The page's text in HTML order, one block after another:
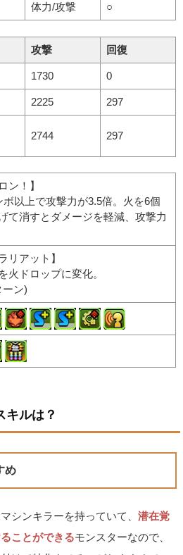
体力/攻撃 ○
攻撃 回復
1730 0
2225 297
2744 297
ン！】
ボ以上で攻撃力が3.5倍。火を6個
て消すとダメージを軽減、攻撃力
リアット】
火ドロップに変化。
ン)
キルは？
め
シンキラーを持っていて、潜在覚
ことができるモンスターなので、